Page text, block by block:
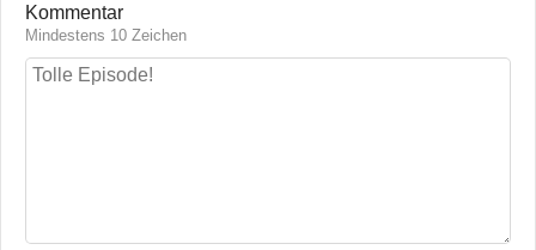
Kommentar
Mindestens 10 Zeichen